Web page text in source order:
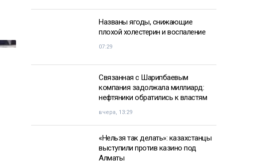
Названы ягоды, снижающие
плохой холестерин и воспаление
07:29
Связанная с Шарипбаевым
компания задолжала миллиард:
нефтяники обратились к властям
вчера, 13:29
«Нельзя так делать»: казахстанцы
выступили против казино под
Алматы